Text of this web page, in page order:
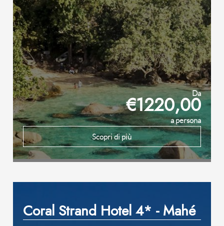
Da
€1220,00
a persona
Scopri di più
Coral Strand Hotel 4* - Mahé